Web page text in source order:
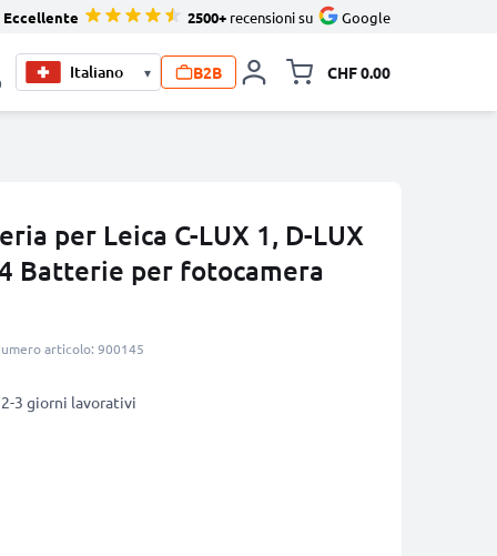
Eccellente 2500+ recensioni su Google
▾ B2B CHF 0.00
per Leica C-LUX 1, D-LUX
4 Batterie per fotocamera
articolo: 900145
2-3 giorni lavorativi